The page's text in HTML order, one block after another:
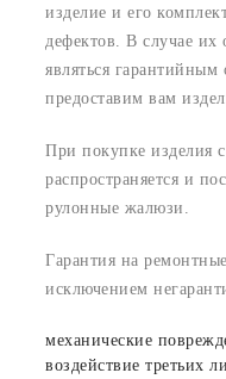
изделие и его
дефектов. В случае их
являться
предоставим вам
При покупке изделия
распространяется и
рулонные жалюзи.
Гарантия на
исключением
механические
воздействие третьих